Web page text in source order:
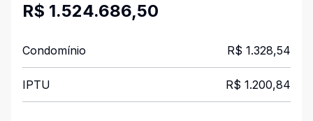
R$ 1.524.686,50
Condomínio R$ 1.328,54
IPTU R$ 1.200,84